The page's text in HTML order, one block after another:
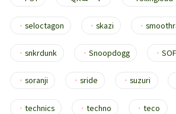
・ seloctagon ・skazi ・
・ snkrdunk ・Snoopdogg ・
・ soranji ・sride ・suzuri
・ technics ・techno ・teco